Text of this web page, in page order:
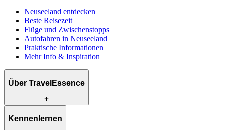
Neuseeland entdecken
Beste Reisezeit
Flüge und Zwischenstopps
Autofahren in Neuseeland
Praktische Informationen
Mehr Info & Inspiration
Über TravelEssence
Was wir anbieten
Kennenlernen